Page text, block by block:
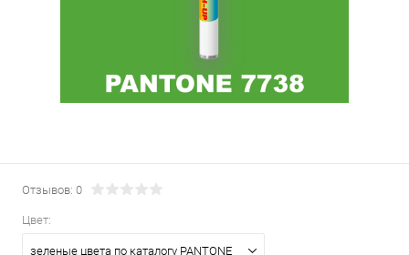
Отзывов: 0
Цвет:
зеленые цвета по каталогу PANTONE